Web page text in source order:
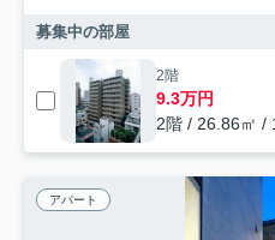
募集中の部屋
2階
9.3万円
2階 / 26.86㎡ /
アパート